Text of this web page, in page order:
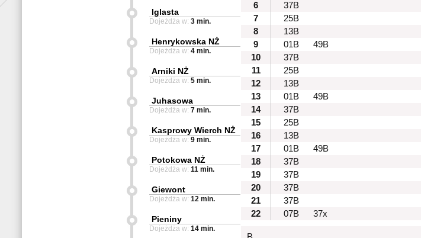
6
37B
7
25B
8
13B
9
01B
49B
10
37B
11
25B
12
13B
13
01B
49B
14
37B
15
25B
16
13B
17
01B
49B
18
37B
19
37B
20
37B
21
37B
22
07B 37x
Iglasta
Dojeżdża w: 3 min.
Henrykowska NŻ
Dojeżdża w: 4 min.
Arniki NŻ
Dojeżdża w: 5 min.
Juhasowa
Dojeżdża w: 7 min.
Kasprowy Wierch NŻ
Dojeżdża w: 9 min.
Potokowa NŻ
Dojeżdża w: 11 min.
Giewont
Dojeżdża w: 12 min.
Pieniny
Dojeżdża w: 14 min.